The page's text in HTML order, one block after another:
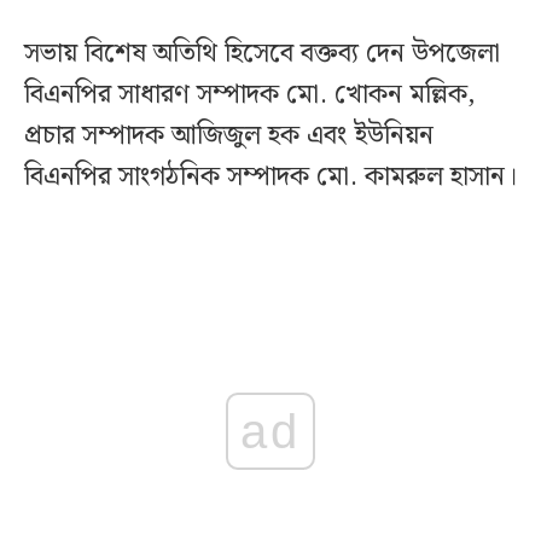
সভায় বিশেষ অতিথি হিসেবে বক্তব্য দেন উপজেলা
বিএনপির সাধারণ সম্পাদক মো. খোকন মল্লিক,
প্রচার সম্পাদক আজিজুল হক এবং ইউনিয়ন
বিএনপির সাংগঠনিক সম্পাদক মো. কামরুল হাসান।
ad